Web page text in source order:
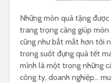
Những món quà tặng
trang trọng càng giúp
cũng như bắt mắt hơn tới
trong suốt đựng quà tết
mình là một trong những
công ty, doanh nghiệp…